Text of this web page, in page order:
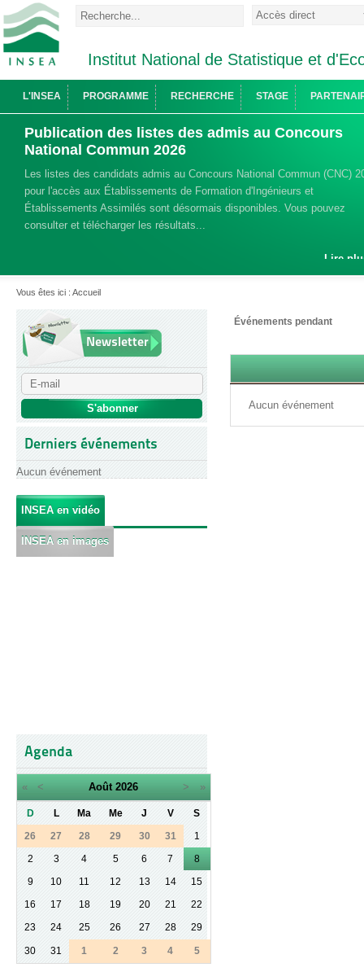
Institut National de Statistique et
L'INSEA PROGRAMME RECHERCHE STAGE
Publication des listes des admis au Concours
National Commun 2026
Les listes des candidats admis au Concours National Commun (CNC)
pour l'accès aux Établissements de Formation d'Ingénieurs et
Établissements Assimilés sont désormais disponibles. Vous pouvez
consulter et télécharger les résultats...
Lire
Vous êtes ici : Accueil
Newsletter
Derniers événements
Aucun événement
INSEA en vidéo
INSEA en images
Agenda
« < Août 2026 > »
D L Ma Me J V
S
26
27 28 29 30 31
1
2
3 4 5 6 7
8
9
10 11 12 13 14
15
16
17 18 19 20 21
22
23
24 25 26 27 28 29
30 31 1 2 3 4 5
Événements pendant
Aucun événement